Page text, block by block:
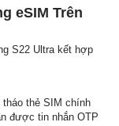
eSIM Trên
S22 Ultra kết hợp
thẻ SIM chính
được tin nhắn OTP